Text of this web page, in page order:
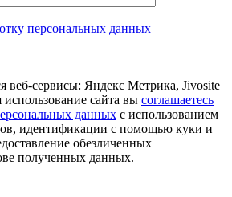
персональных данных
веб-сервисы: Яндекс Метрика, Jivosite
сайта вы соглашаетесь
данных с использованием
идентификации с помощью куки и
обезличенных
полученных данных.